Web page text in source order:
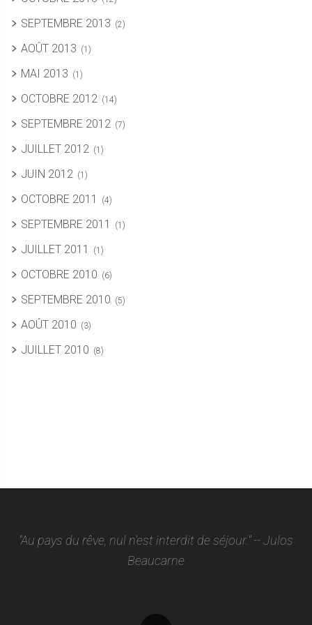
SEPTEMBRE 2013 (2)
AOÛT 2013 (1)
MAI 2013 (1)
OCTOBRE 2012 (14)
SEPTEMBRE 2012 (7)
JUILLET 2012 (1)
JUIN 2012 (1)
OCTOBRE 2011 (4)
SEPTEMBRE 2011 (1)
JUILLET 2011 (1)
OCTOBRE 2010 (6)
SEPTEMBRE 2010 (5)
AOÛT 2010 (3)
JUILLET 2010 (8)
"Au pays du rêve, nul n'est interdit de séjour." -- Julos
Beaucarne